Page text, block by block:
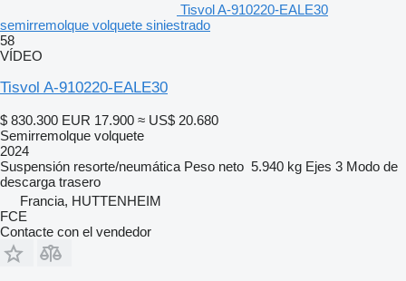
Tisvol A-910220-EALE30
semirremolque volquete siniestrado
58
VÍDEO
Tisvol A-910220-EALE30
$ 830.300 EUR 17.900 ≈ US$ 20.680
Semirremolque volquete
2024
Suspensión resorte/neumática Peso neto 5.940 kg Ejes 3 Modo de
descarga trasero
Francia, HUTTENHEIM
FCE
Contacte con el vendedor